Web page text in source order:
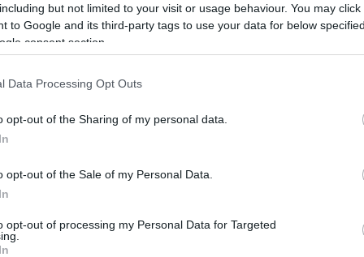
but not limited to your visit or usage behaviour. You may
to Google and its third-party tags to use your data for below
consent section.
Data Processing Opt Outs
opt-out of the Sharing of my personal data.
opt-out of the Sale of my Personal Data.
opt-out of processing my Personal Data for Targeted
védelmi minisztérium arról számolt be, hogy
hatótávolságú ATACMS rakétát lőtt ki a határ menti
mint két éve mérlegelte, hogy engedélyezze-e
Államok által szállított nagy hatótávolságú
mélyen Oroszországba irányuló csapásokhoz.
arról számolt be, hogy Joe Biden leköszönő
a fegyverek használatára vonatkozó
EU leköszönő külügyi vezetője, Josep Borrell is
ukrán Vlagyimir Zelenszkij azt állította, hogy több
Nem is
Tanár Úr